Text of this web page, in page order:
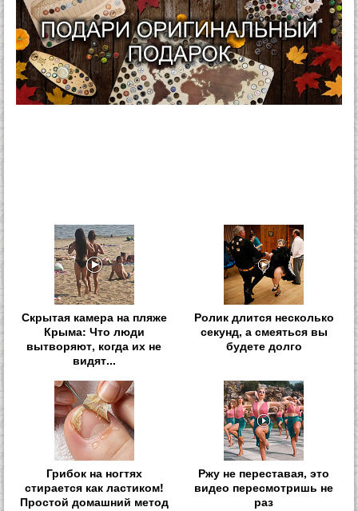
Скрытая камера на пляже
Крыма: Что люди
вытворяют, когда их не
видят...
Ролик длится несколько
секунд, а смеяться вы
будете долго
Грибок на ногтях
стирается как ластиком!
Простой домашний метод
Ржу не переставая, это
видео пересмотришь не
раз